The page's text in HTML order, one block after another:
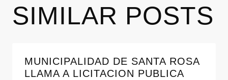
SIMILAR POSTS
MUNICIPALIDAD DE SANTA ROSA
LLAMA A LICITACION PUBLICA